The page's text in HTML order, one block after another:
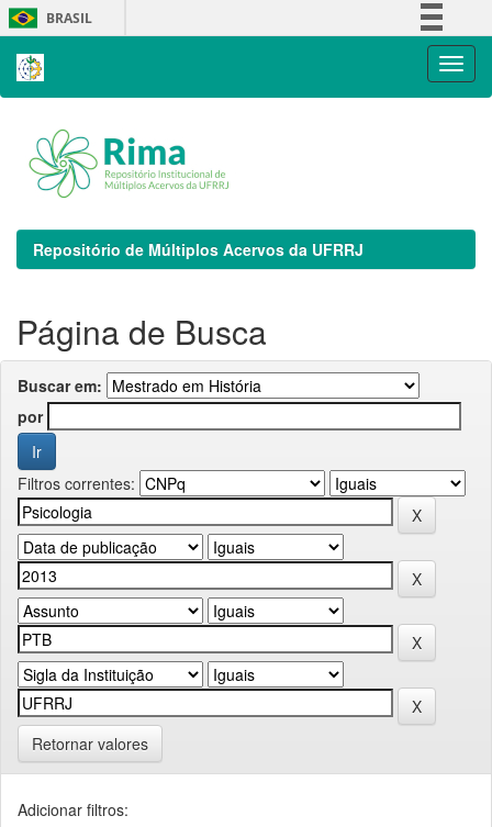
Skip
navigation
BRASIL
Repositório de Múltiplos Acervos da UFRRJ
Página de Busca
Buscar em:
por
Filtros correntes:
Retornar valores
Adicionar filtros: